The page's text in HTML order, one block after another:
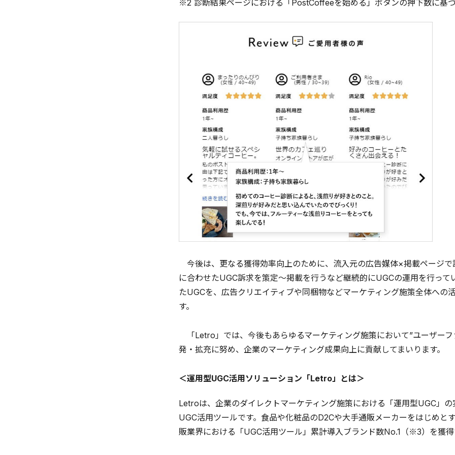
※2 診断結果ページにおける「PostCoffeeを始める」ボタンの押下数に基
今後は、更なる獲得効率向上のために、流入元の広告媒体×掲載ページ
に合わせたUGC訴求を策定～掲載を行うなど継続的にUGCの運用を行っ
たUGCを、広告クリエイティブや同梱物などマーケティング施策全体への
す。
「Letro」では、今後もあらゆるマーケティング施策において”ユーザー
発・拡充に努め、企業のマーケティング成果向上に貢献してまいります。
＜運用型UGC活用ソリューション「Letro」とは＞
Letroは、企業のダイレクトマーケティング施策における「運用型UGC」
UGC活用ツールです。食品や化粧品のD2Cや大手通販メーカーをはじめと
販業界における「UGC活用ツール」累計導入ブランド数No.1（※3）を獲得